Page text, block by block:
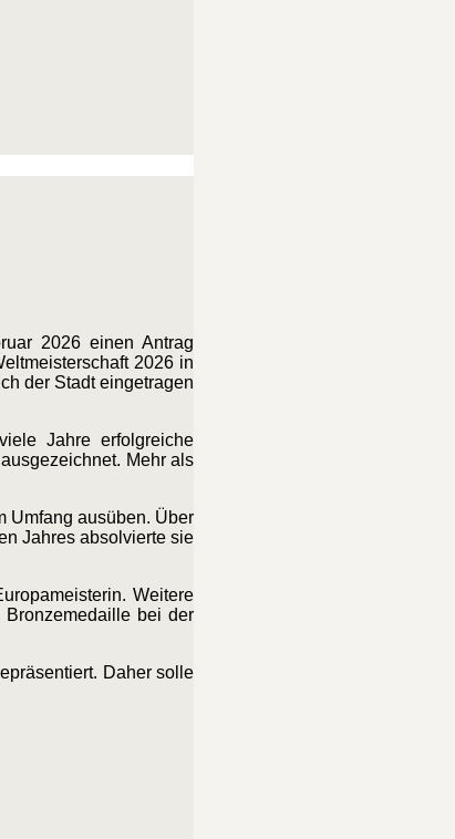
2026 einen Antrag
2026 in
der Stadt eingetragen
Jahre erfolgreiche
Mehr als
Umfang ausüben. Über
Jahres absolvierte sie
Weitere
Bronzemedaille bei der
Daher solle